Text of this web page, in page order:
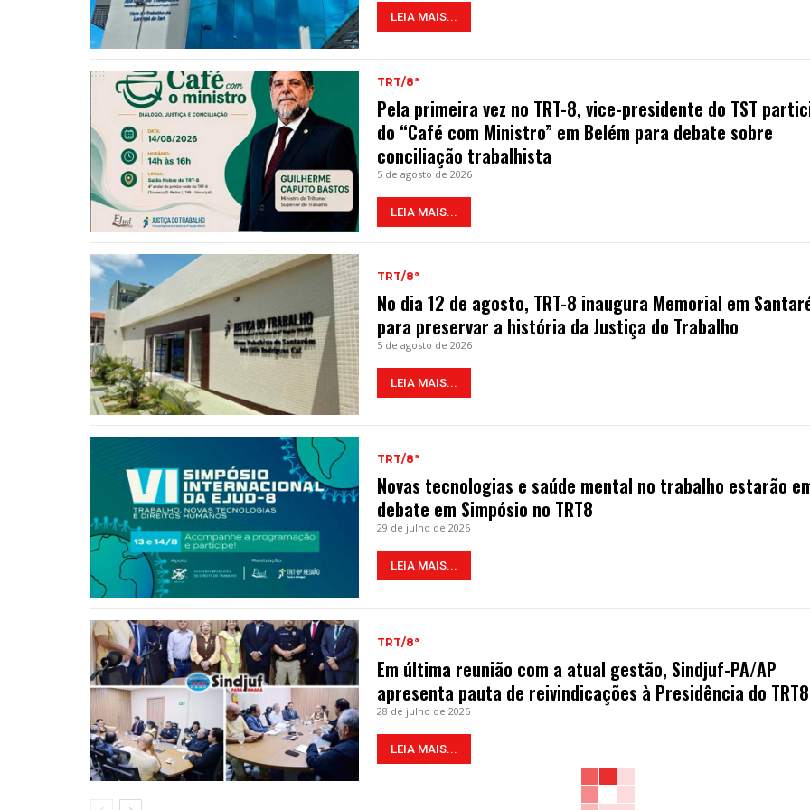
LEIA MAIS...
TRT/8ª
Pela primeira vez no TRT-8, vice-presidente do TST
do “Café com Ministro” em Belém para debate sobre
conciliação trabalhista
5 de agosto de 2026
LEIA MAIS...
TRT/8ª
No dia 12 de agosto, TRT-8 inaugura Memorial em
para preservar a história da Justiça do Trabalho
5 de agosto de 2026
LEIA MAIS...
TRT/8ª
Novas tecnologias e saúde mental no trabalho estarão
debate em Simpósio no TRT8
29 de julho de 2026
LEIA MAIS...
TRT/8ª
Em última reunião com a atual gestão, Sindjuf-PA/AP
apresenta pauta de reivindicações à Presidência do TRT8
28 de julho de 2026
LEIA MAIS...